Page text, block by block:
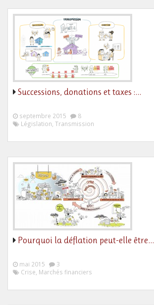
Successions, donations et taxes :…
septembre 2015
8
Législation, Transmission
Pourquoi la déflation peut-elle être…
mai 2015
3
Crise, Marchés financiers